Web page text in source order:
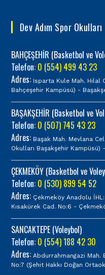
Dev Adım Spor Okulları
BAHÇEŞEHİR (Basketbol ve
Telefon: 0 (554) 499 43 23
Adres:Isparta Kule Mah. Hilal
Bahçeşehir Kampüsü) -
BAŞAKŞEHİR (Basketbol ve
Telefon: 0 (507) 745 43 23
Adres:Başak Mah. Mevlana
Okulları Başakşehir
ÇEKMEKÖY (Basketbol ve
Telefon: 0 (530) 899 54 52
Adres:Çekmeköy Anadolu İHL:
Kısakürek Cad. No:6 -
SANCAKTEPE (Voleybol)
Telefon: 0 (554) 188 42 30
Adres:Abdurrahmangazi Mah.
No:7 (Şehit Hakkı Doğan